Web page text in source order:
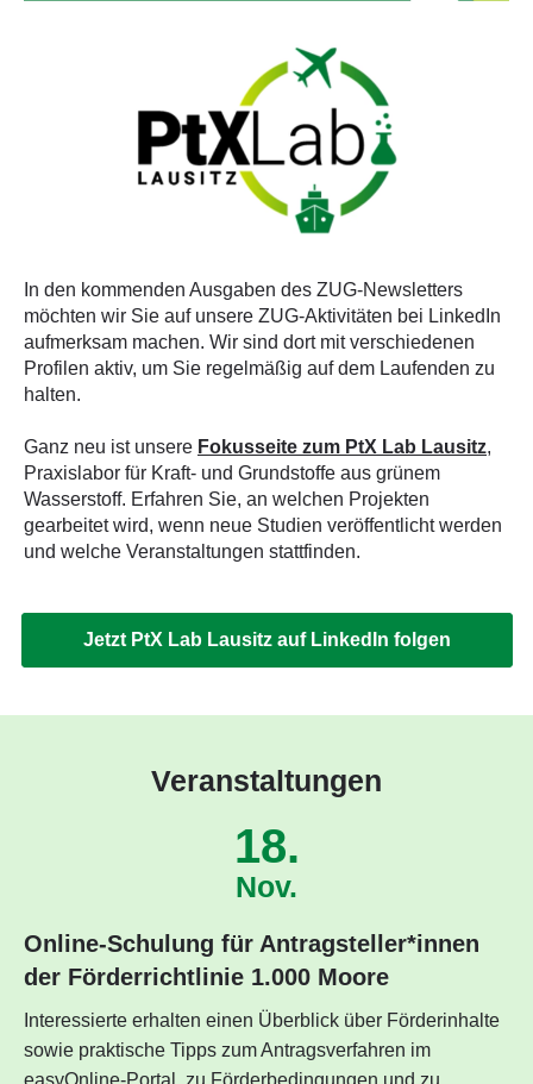
In den kommenden Ausgaben des ZUG-Newsletters
möchten wir Sie auf unsere ZUG-Aktivitäten bei LinkedIn
aufmerksam machen. Wir sind dort mit verschiedenen
Profilen aktiv, um Sie regelmäßig auf dem Laufenden zu
halten.
Ganz neu ist unsere Fokusseite zum PtX Lab Lausitz,
Praxislabor für Kraft- und Grundstoffe aus grünem
Wasserstoff. Erfahren Sie, an welchen Projekten
gearbeitet wird, wenn neue Studien veröffentlicht werden
und welche Veranstaltungen stattfinden.
Jetzt PtX Lab Lausitz auf LinkedIn folgen
Veranstaltungen
18.
Nov.
Online-Schulung für Antragsteller*innen
der Förderrichtlinie 1.000 Moore
Interessierte erhalten einen Überblick über Förderinhalte
sowie praktische Tipps zum Antragsverfahren im
easyOnline-Portal, zu Förderbedingungen und zu